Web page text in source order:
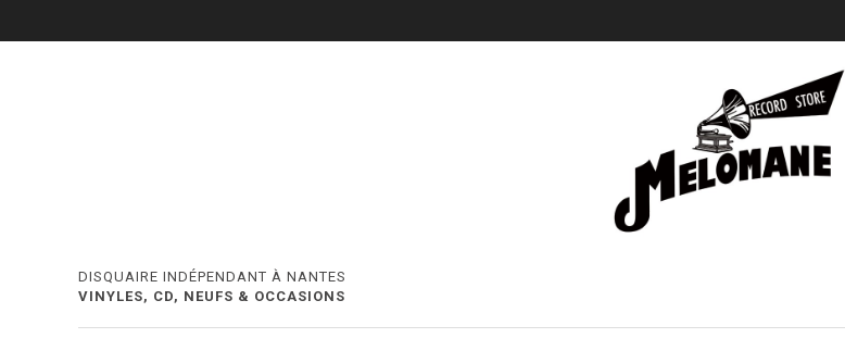
DISQUAIRE INDÉPENDANT À NANTES
VINYLES, CD, NEUFS & OCCASIONS